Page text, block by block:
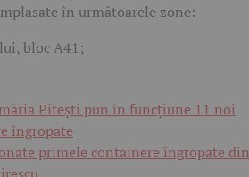
în următoarele zone:
bloc A41;
Pitești pun în funcțiune 11 noi
îngropate
primele containere îngropate din